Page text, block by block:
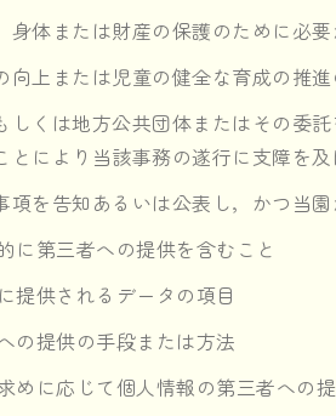
身体または財産の保護のために必
向上または児童の健全な育成の推
しくは地方公共団体またはその委
とにより当該事務の遂行に支障を
項を告知あるいは公表し，かつ当
に第三者への提供を含むこと
提供されるデータの項目
の提供の手段または方法
めに応じて個人情報の第三者への